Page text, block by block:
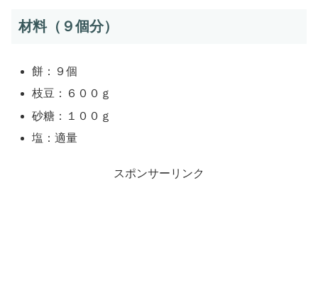
材料（９個分）
餅：９個
枝豆：６００ｇ
砂糖：１００ｇ
塩：適量
スポンサーリンク